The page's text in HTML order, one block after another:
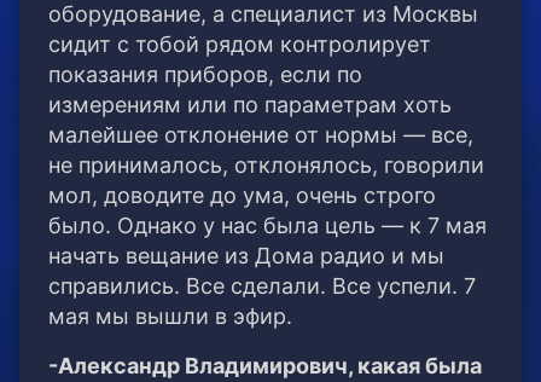
оборудование, а специалист из Москвы
сидит с тобой рядом контролирует
показания приборов, если по
измерениям или по параметрам хоть
малейшее отклонение от нормы — все,
не принималось, отклонялось, говорили
мол, доводите до ума, очень строго
было. Однако у нас была цель — к 7 мая
начать вещание из Дома радио и мы
справились. Все сделали. Все успели. 7
мая мы вышли в эфир.
-Александр Владимирович, какая была